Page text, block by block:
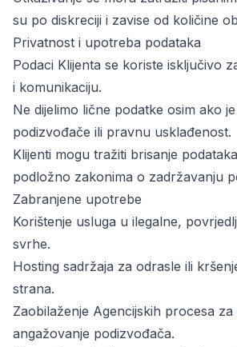
su po diskreciji i zavise od količine
Privatnost i upotreba podataka
Podaci Klijenta se koriste isključivo
i komunikaciju.
Ne dijelimo lične podatke osim ako
podizvođače ili pravnu usklađenost.
Klijenti mogu tražiti brisanje
podložno zakonima o zadržavanju
Zabranjene upotrebe
Korištenje usluga u ilegalne,
svrhe.
Hosting sadržaja za odrasle ili
strana.
Zaobilaženje Agencijskih procesa
angažovanje podizvođača.